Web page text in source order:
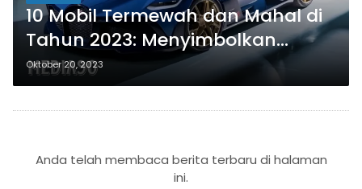
10 Mobil Termewah dan Mahal di
Tahun 2023: Menyimbolkan
Keanggunan dan Kekayaan
Oktober 20, 2023
Anda telah membaca berita terbaru di halaman
ini.